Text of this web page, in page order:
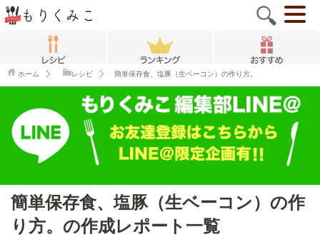
ホーム レシピ 簡単保存食、塩豚（生ベーコン）の作り方。
簡単保存食、塩豚（生ベーコン）の作
り方。の作成レポート一覧